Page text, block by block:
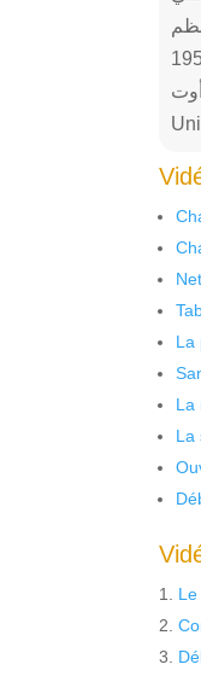
و ثورة أول نوفمبر 1954 و مركز ألأرشيف الوطني٬ تنظم
للمجاهد 20 أوت 1955/1956
La
La
La